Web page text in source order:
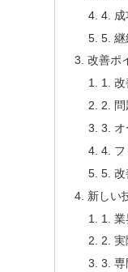
4. 成
5. 継
改善ポ
1.
2.
3. オ
4. フ
5. 改
新しい
1.
2. 実
3. 専